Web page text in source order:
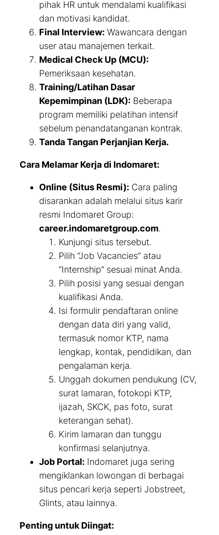
pihak HR untuk mendalami kualifikasi
dan motivasi kandidat.
Final Interview: Wawancara dengan
user atau manajemen terkait.
Medical Check Up (MCU):
Pemeriksaan kesehatan.
Training/Latihan Dasar
Kepemimpinan (LDK): Beberapa
program memiliki pelatihan intensif
sebelum penandatanganan kontrak.
Tanda Tangan Perjanjian Kerja.
Cara Melamar Kerja di Indomaret:
Online (Situs Resmi): Cara paling
disarankan adalah melalui situs karir
resmi Indomaret Group:
career.indomaretgroup.com.
Kunjungi situs tersebut.
Pilih “Job Vacancies” atau
“Internship” sesuai minat Anda.
Pilih posisi yang sesuai dengan
kualifikasi Anda.
Isi formulir pendaftaran online
dengan data diri yang valid,
termasuk nomor KTP, nama
lengkap, kontak, pendidikan, dan
pengalaman kerja.
Unggah dokumen pendukung (CV,
surat lamaran, fotokopi KTP,
ijazah, SKCK, pas foto, surat
keterangan sehat).
Kirim lamaran dan tunggu
konfirmasi selanjutnya.
Job Portal: Indomaret juga sering
mengiklankan lowongan di berbagai
situs pencari kerja seperti Jobstreet,
Glints, atau lainnya.
Penting untuk Diingat: